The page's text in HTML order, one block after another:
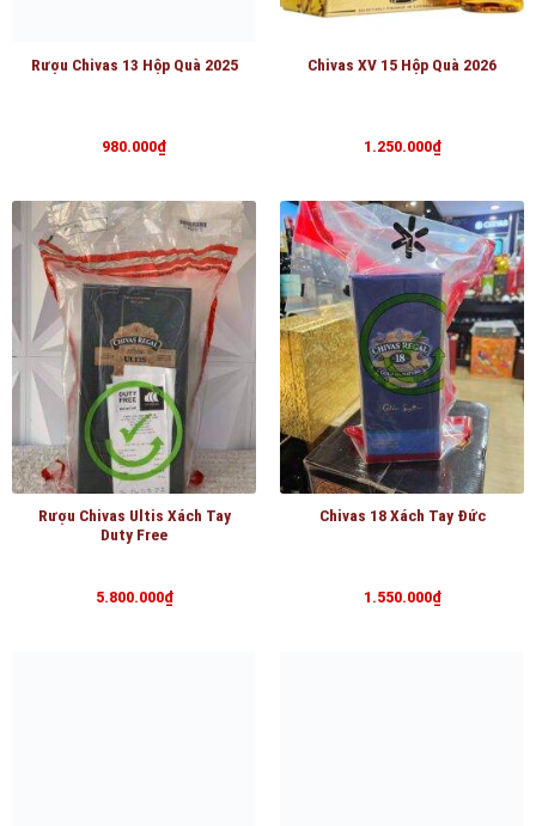
Rượu Chivas 13 Hộp Quà 2025
980.000₫
Chivas XV 15 Hộp Quà 2026
1.250.000₫
Rượu Chivas Ultis Xách Tay
Duty Free
5.800.000₫
Chivas 18 Xách Tay Đức
1.550.000₫